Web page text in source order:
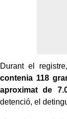
Durant el registre,
contenia 118
aproximat de
detenció, el